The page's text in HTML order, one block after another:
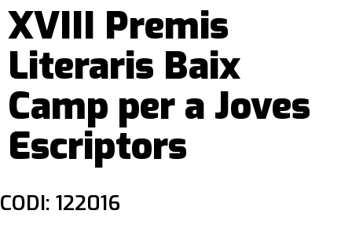
XVIII Premis
Literaris Baix
Camp per a Joves
Escriptors
CODI: 122016